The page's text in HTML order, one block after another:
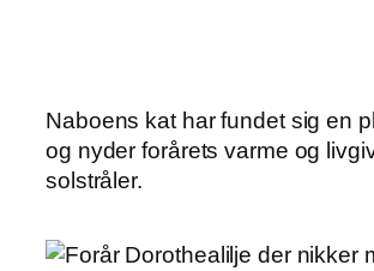
Naboens kat har fundet sig en
og nyder forårets varme og
solstråler.